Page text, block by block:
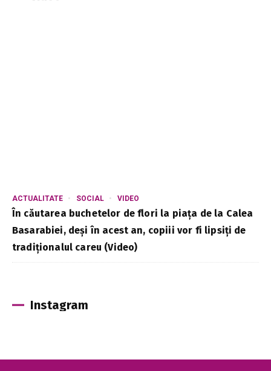
ACTUALITATE SOCIAL VIDEO
În căutarea buchetelor de flori la piața de la Calea
Basarabiei, deși în acest an, copiii vor fi lipsiți de
tradiționalul careu (Video)
Instagram